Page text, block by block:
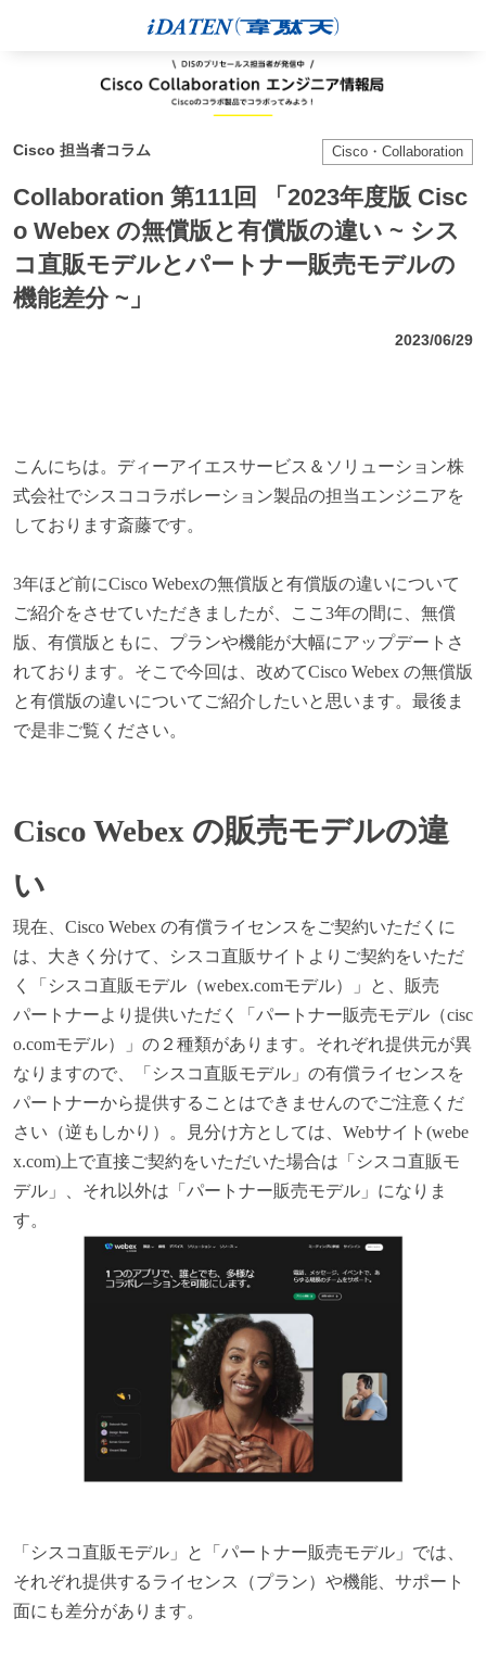
Cisco 担当者コラム Cisco・Collaboration
Collaboration 第111回 「2023年度版 Cisc
o Webex の無償版と有償版の違い ~ シス
コ直販モデルとパートナー販売モデルの
機能差分 ~」
2023/06/29
こんにちは。ディーアイエスサービス＆ソリューション株
式会社でシスココラボレーション製品の担当エンジニアを
しております斎藤です。
3年ほど前にCisco Webexの無償版と有償版の違いについて
ご紹介をさせていただきましたが、ここ3年の間に、無償
版、有償版ともに、プランや機能が大幅にアップデートさ
れております。そこで今回は、改めてCisco Webex の無償版
と有償版の違いについてご紹介したいと思います。最後ま
で是非ご覧ください。
Cisco Webex の販売モデルの違
い
現在、Cisco Webex の有償ライセンスをご契約いただくに
は、大きく分けて、シスコ直販サイトよりご契約をいただ
く「シスコ直販モデル（webex.comモデル）」と、販売
パートナーより提供いただく「パートナー販売モデル（cisc
o.comモデル）」の２種類があります。それぞれ提供元が異
なりますので、「シスコ直販モデル」の有償ライセンスを
パートナーから提供することはできませんのでご注意くだ
さい（逆もしかり）。見分け方としては、Webサイト(webe
x.com)上で直接ご契約をいただいた場合は「シスコ直販モ
デル」、それ以外は「パートナー販売モデル」になりま
す。
「シスコ直販モデル」と「パートナー販売モデル」では、
それぞれ提供するライセンス（プラン）や機能、サポート
面にも差分があります。